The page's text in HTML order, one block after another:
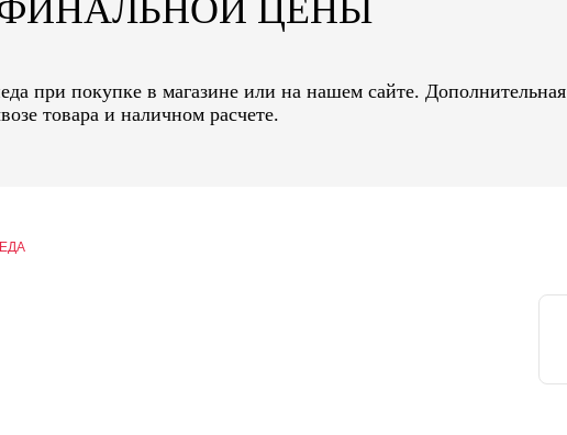
ФИНАЛЬНОЙ ЦЕНЫ
при покупке в магазине или на нашем сайте. Дополнительная
товара и наличном расчете.